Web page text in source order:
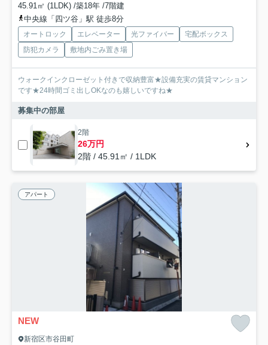
45.91㎡ (1LDK) /築18年 /7階建
中央線「四ツ谷」駅 徒歩8分
オートロック エレベーター 光ファイバー
宅配ボックス
防犯カメラ
敷地内ごみ置き場
ウォークインクローゼット付きで収納豊富★設備充実の賃貸マンション
です★24時間ゴミ出しOKなのも嬉しいですね★
募集中の部屋
2階
26万円
2階 / 45.91㎡ / 1LDK
アパート
NEW
新宿区市谷田町